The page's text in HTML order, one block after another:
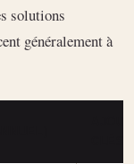
solutions
généralement à